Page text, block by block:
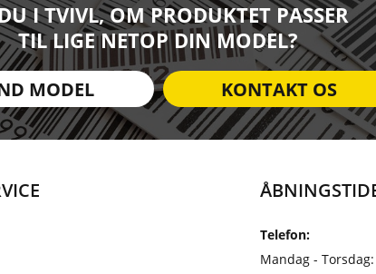
I TVIVL, OM PRODUKTET PASSER
TIL LIGE NETOP DIN MODEL?
MODEL KONTAKT OS
Telefon:
Mandag -